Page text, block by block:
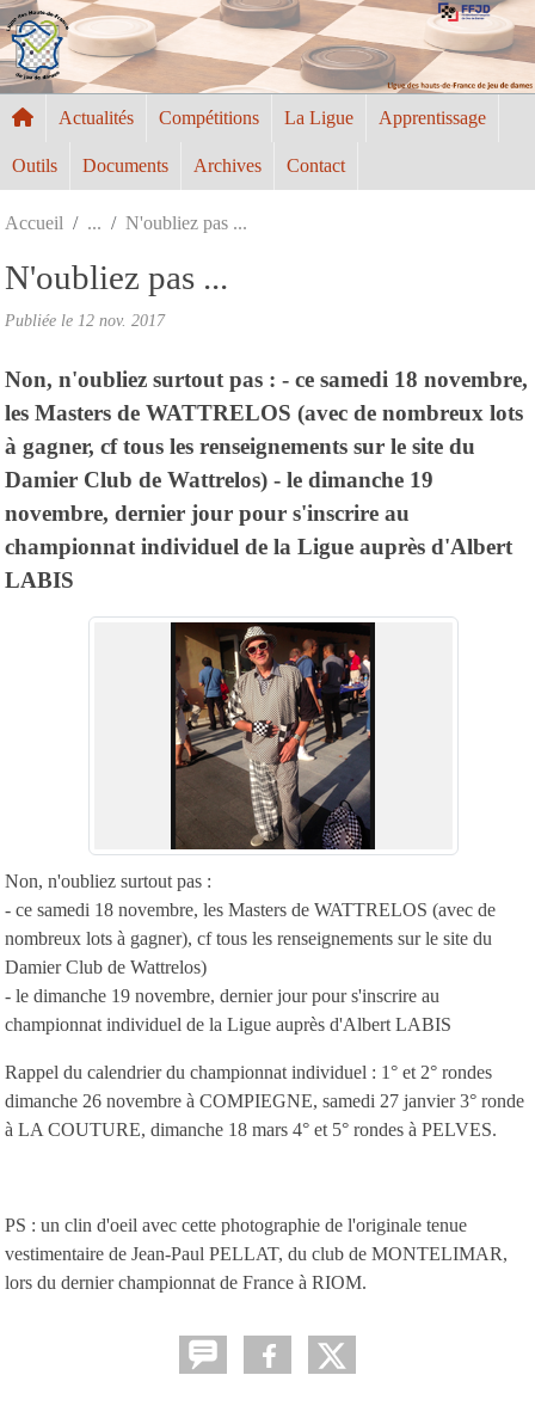
Actualités Compétitions La Ligue Apprentissage
Outils Documents Archives Contact
Accueil N'oubliez pas ...
N'oubliez pas ...
Publiée le 12 nov. 2017
Non, n'oubliez surtout pas : - ce samedi 18 novembre,
les Masters de WATTRELOS (avec de nombreux lots
à gagner, cf tous les renseignements sur le site du
Damier Club de Wattrelos) - le dimanche 19
novembre, dernier jour pour s'inscrire au
championnat individuel de la Ligue auprès d'Albert
LABIS
Non, n'oubliez surtout pas :
- ce samedi 18 novembre, les Masters de WATTRELOS (avec de
nombreux lots à gagner), cf tous les renseignements sur le site du
Damier Club de Wattrelos)
- le dimanche 19 novembre, dernier jour pour s'inscrire au
championnat individuel de la Ligue auprès d'Albert LABIS
Rappel du calendrier du championnat individuel : 1° et 2° rondes
dimanche 26 novembre à COMPIEGNE, samedi 27 janvier 3° ronde
à LA COUTURE, dimanche 18 mars 4° et 5° rondes à PELVES.
PS : un clin d'oeil avec cette photographie de l'originale tenue
vestimentaire de Jean-Paul PELLAT, du club de MONTELIMAR,
lors du dernier championnat de France à RIOM.
Panneau de gestion des cookies